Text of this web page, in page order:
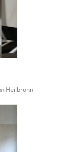
Heilbronn